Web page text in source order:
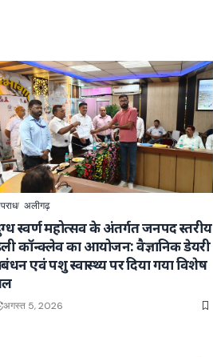
अलीगढ़
स्वर्ण महोत्सव के अंतर्गत जनपद स्तरीय
कॉन्क्लेव का आयोजन: वैज्ञानिक डेयरी
एवं पशु स्वास्थ्य पर दिया गया विशेष
अगस्त 5, 2026